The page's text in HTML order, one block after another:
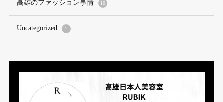
高雄のファッション事情 10
Uncategorized 1